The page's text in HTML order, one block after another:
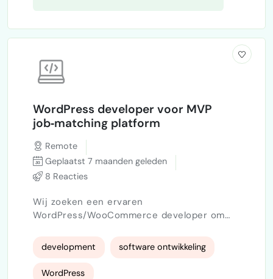
WordPress developer voor MVP
job‑matching platform
Remote
Geplaatst 7 maanden geleden
8 Reacties
Wij zoeken een ervaren
WordPress/WooCommerce developer om
bouwen. Het platform koppelt
opdrachtgevers aan opdrachtnemers en
rekent een platformfee van €6 per
development software ontwikkeling
WordPress